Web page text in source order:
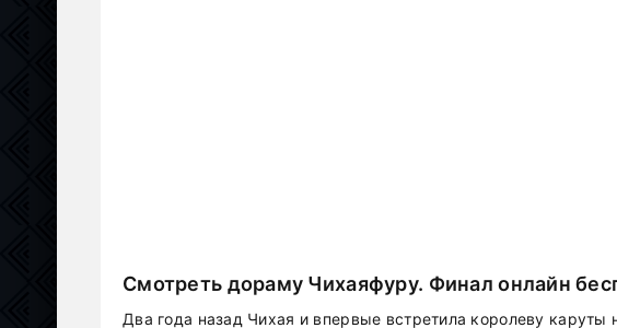
Смотреть дораму Чихаяфуру. Финал онлайн
Два года назад Чихая и впервые встретила королеву каруты